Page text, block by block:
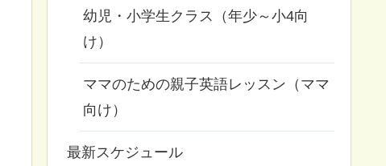
幼児・小学生クラス（年少～小4向
け）
ママのための親子英語レッスン（ママ
向け）
最新スケジュール